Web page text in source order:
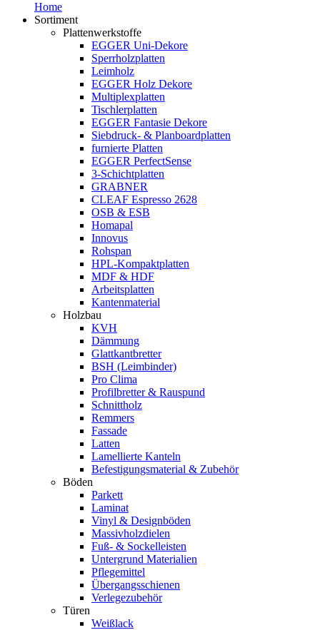
Home
Sortiment
Plattenwerkstoffe
EGGER Uni-Dekore
Sperrholzplatten
Leimholz
EGGER Holz Dekore
Multiplexplatten
Tischlerplatten
EGGER Fantasie Dekore
Siebdruck- & Planboardplatten
furnierte Platten
EGGER PerfectSense
3-Schichtplatten
GRABNER
CLEAF Espresso 2628
OSB & ESB
Homapal
Innovus
Rohspan
HPL-Kompaktplatten
MDF & HDF
Arbeitsplatten
Kantenmaterial
Holzbau
KVH
Dämmung
Glattkantbretter
BSH (Leimbinder)
Pro Clima
Profilbretter & Rauspund
Schnittholz
Remmers
Fassade
Latten
Lamellierte Kanteln
Befestigungsmaterial & Zubehör
Böden
Parkett
Laminat
Vinyl & Designböden
Massivholzdielen
Fuß- & Sockelleisten
Untergrund Materialien
Pflegemittel
Übergangsschienen
Verlegezubehör
Türen
Weißlack